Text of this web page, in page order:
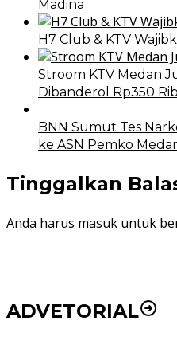
Madina
H7 Club & KTV
Stroom KTV Medan
Dibanderol Rp350
BNN Sumut Tes
ke ASN Pemko
Tinggalkan
Anda harus masuk untuk
ADVETORIAL